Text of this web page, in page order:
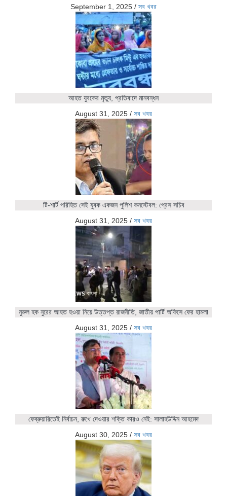
September 1, 2025 / সব খবর
আহত যুবকের মৃত্যু, প্রতিবাদে মানবন্ধন
August 31, 2025 / সব খবর
টি-শার্ট পরিহিত সেই যুবক একজন পুলিশ কনস্টেবল: প্রেস সচিব
August 31, 2025 / সব খবর
নুরুল হক নুরের আহত হওয়া নিয়ে উত্তপ্ত রাজনীতি, জাতীয় পার্টি অফিসে ফের হামলা
August 31, 2025 / সব খবর
ফেব্রুয়ারিতেই নির্বাচন, রুখে দেওয়ার শক্তি কারও নেই: সালাহউদ্দিন আহমেদ
August 30, 2025 / সব খবর